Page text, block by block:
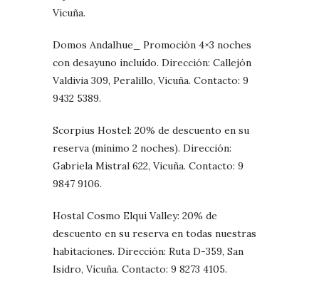
Vicuña.
Domos Andalhue_ Promoción 4×3 noches
con desayuno incluído. Dirección: Callejón
Valdivia 309, Peralillo, Vicuña. Contacto: 9
9432 5389.
Scorpius Hostel: 20% de descuento en su
reserva (mínimo 2 noches). Dirección:
Gabriela Mistral 622, Vicuña. Contacto: 9
9847 9106.
Hostal Cosmo Elqui Valley: 20% de
descuento en su reserva en todas nuestras
habitaciones. Dirección: Ruta D-359, San
Isidro, Vicuña. Contacto: 9 8273 4105.